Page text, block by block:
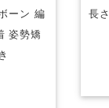
ーン 編
姿勢矯
長